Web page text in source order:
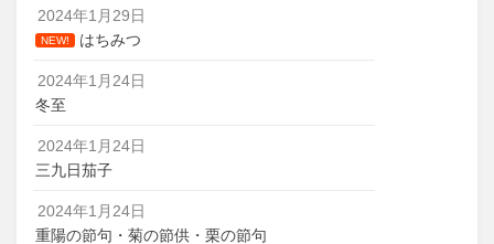
2024年1月29日
NEW! はちみつ
2024年1月24日
冬至
2024年1月24日
三九日茄子
2024年1月24日
重陽の節句・菊の節供・栗の節句